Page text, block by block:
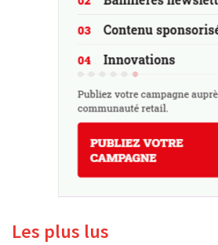
Les plus lus